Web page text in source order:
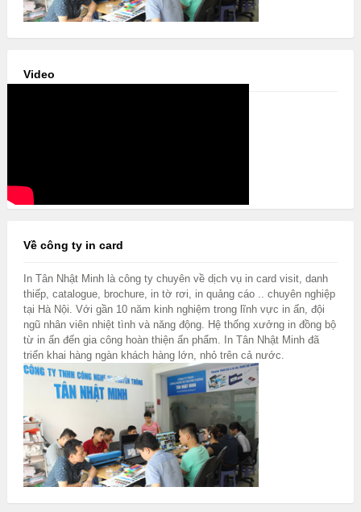
Video
Về công ty in card
In Tân Nhật Minh là công ty chuyên về dịch vụ in card visit, danh
thiếp, catalogue, brochure, in tờ rơi, in quảng cáo .. chuyên nghiệp
tại Hà Nội. Với gần 10 năm kinh nghiệm trong lĩnh vực in ấn, đội
ngũ nhân viên nhiệt tình và năng động. Hệ thống xưởng in đồng bộ
từ in ấn đến gia công hoàn thiện ấn phẩm. In Tân Nhật Minh đã
triển khai hàng ngàn khách hàng lớn, nhỏ trên cả nước.